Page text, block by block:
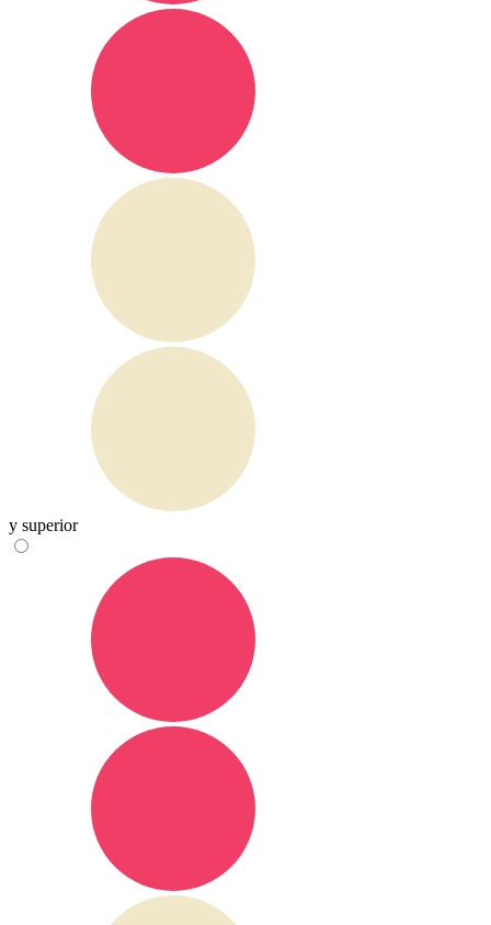
y superior